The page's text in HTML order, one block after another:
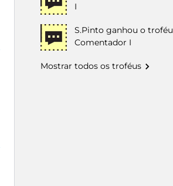
I
S.Pinto ganhou o troféu
Comentador I
Mostrar todos os troféus